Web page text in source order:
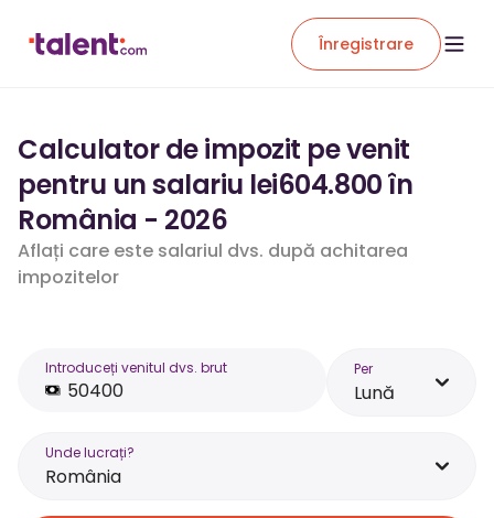
Înregistrare
Calculator de impozit pe venit
pentru un salariu lei604.800 în
România - 2026
Aflați care este salariul dvs. după achitarea
impozitelor
Introduceți venitul dvs. brut Per
Lună
Unde lucrați?
România